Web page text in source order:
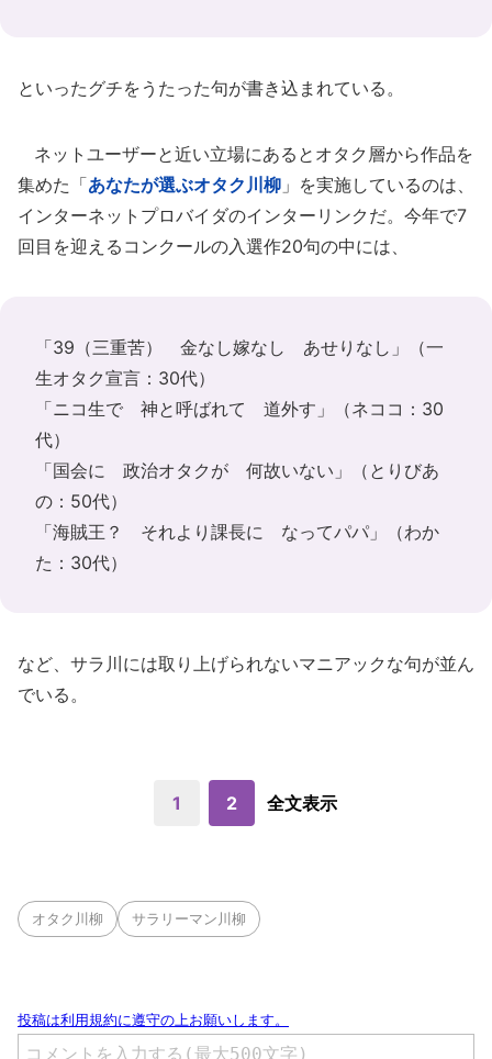
といったグチをうたった句が書き込まれている。
ネットユーザーと近い立場にあるとオタク層から作品を
集めた「あなたが選ぶオタク川柳 」を実施しているのは、
インターネットプロバイダのインターリンクだ。今年で7
回目を迎えるコンクールの入選作20句の中には、
「39（三重苦） 金なし嫁なし あせりなし」（一
生オタク宣言：30代）
「ニコ生で 神と呼ばれて 道外す」（ネココ：30
代）
「国会に 政治オタクが 何故いない」（とりびあ
の：50代）
「海賊王？ それより課長に なってパパ」（わか
た：30代）
など、サラ川には取り上げられないマニアックな句が並ん
でいる。
1 2 全文表示
オタク川柳 サラリーマン川柳